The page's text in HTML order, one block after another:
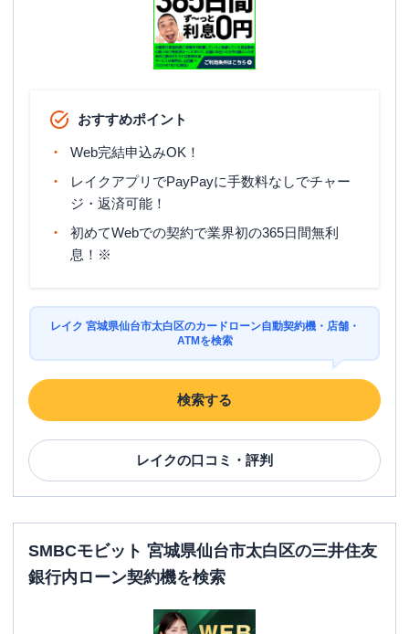
おすすめポイント
Web完結申込みOK！
レイクアプリでPayPayに手数料なしでチャー
ジ・返済可能！
初めてWebでの契約で業界初の365日間無利
息！※
レイク 宮城県仙台市太白区のカードローン自動契約機・店舗・
ATMを検索
検索する
レイクの口コミ・評判
SMBCモビット 宮城県仙台市太白区の三井住友
銀行内ローン契約機を検索